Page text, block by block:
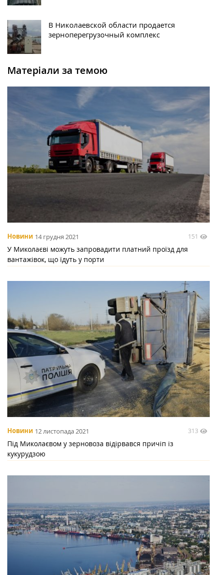
В Николаевской области продается
зерноперегрузочный комплекс
Матеріали за темою
Новини 14 грудня 2021 151
У Миколаєві можуть запровадити платний проїзд для
вантажівок, що їдуть у порти
Новини 12 листопада 2021 313
Під Миколаєвом у зерновоза відірвався причіп із
кукурудзою